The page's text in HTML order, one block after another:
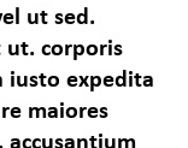
ut sed.
corporis
iusto expedita
maiores
accusantium